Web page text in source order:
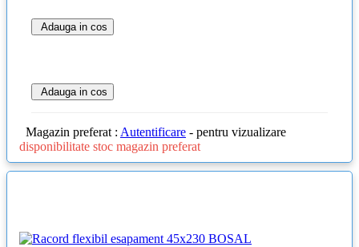
Adauga in cos
Adauga in cos
Magazin preferat : Autentificare - pentru vizualizare
disponibilitate stoc magazin preferat